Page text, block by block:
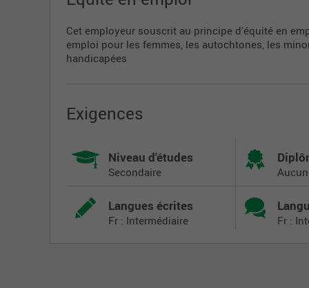
Cet employeur souscrit au principe d'équité en
emploi pour les femmes, les autochtones, les
handicapées
Exigences
Niveau d'études
Secondaire Aucun
Langues écrites
Fr : Intermédiaire Fr :